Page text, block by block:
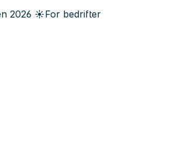
2026 ☀️For bedrifter